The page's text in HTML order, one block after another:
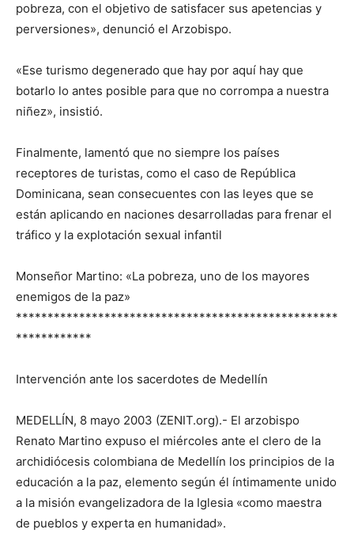
pobreza, con el objetivo de satisfacer sus apetencias y
perversiones», denunció el Arzobispo.
«Ese turismo degenerado que hay por aquí hay que
botarlo lo antes posible para que no corrompa a nuestra
niñez», insistió.
Finalmente, lamentó que no siempre los países
receptores de turistas, como el caso de República
Dominicana, sean consecuentes con las leyes que se
están aplicando en naciones desarrolladas para frenar el
tráfico y la explotación sexual infantil
Monseñor Martino: «La pobreza, uno de los mayores
enemigos de la paz»
***************************************************
************
Intervención ante los sacerdotes de Medellín
MEDELLÍN, 8 mayo 2003 (ZENIT.org).- El arzobispo
Renato Martino expuso el miércoles ante el clero de la
archidiócesis colombiana de Medellín los principios de la
educación a la paz, elemento según él íntimamente unido
a la misión evangelizadora de la Iglesia «como maestra
de pueblos y experta en humanidad».